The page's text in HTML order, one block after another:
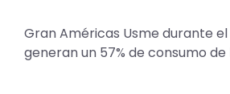
Gran Américas Usme durante
generan un 57% de consumo